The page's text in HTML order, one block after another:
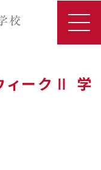
ィークⅡ 学